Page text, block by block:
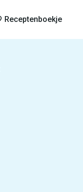
Receptenboekje